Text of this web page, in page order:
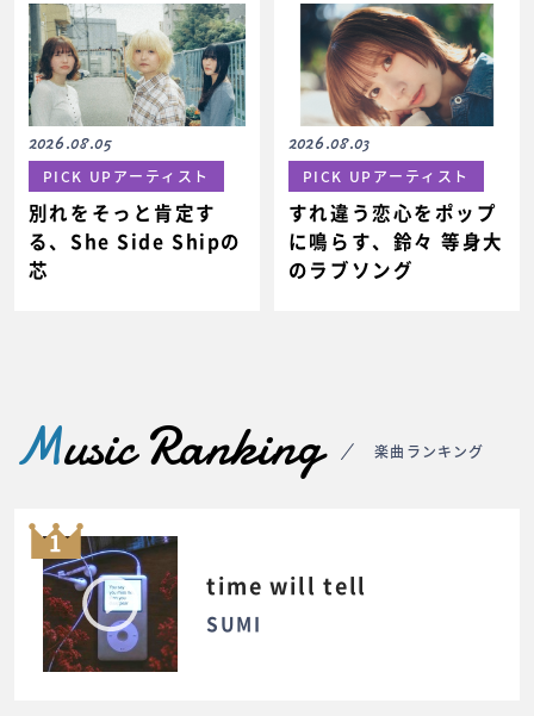
2026.08.05
PICK UPアーティスト
別れをそっと肯定す
る、She Side Shipの
芯
2026.08.03
PICK UPアーティスト
すれ違う恋心をポップ
に鳴らす、鈴々 等身大
のラブソング
Music Ranking 楽曲ランキング
1
time will tell
SUMI